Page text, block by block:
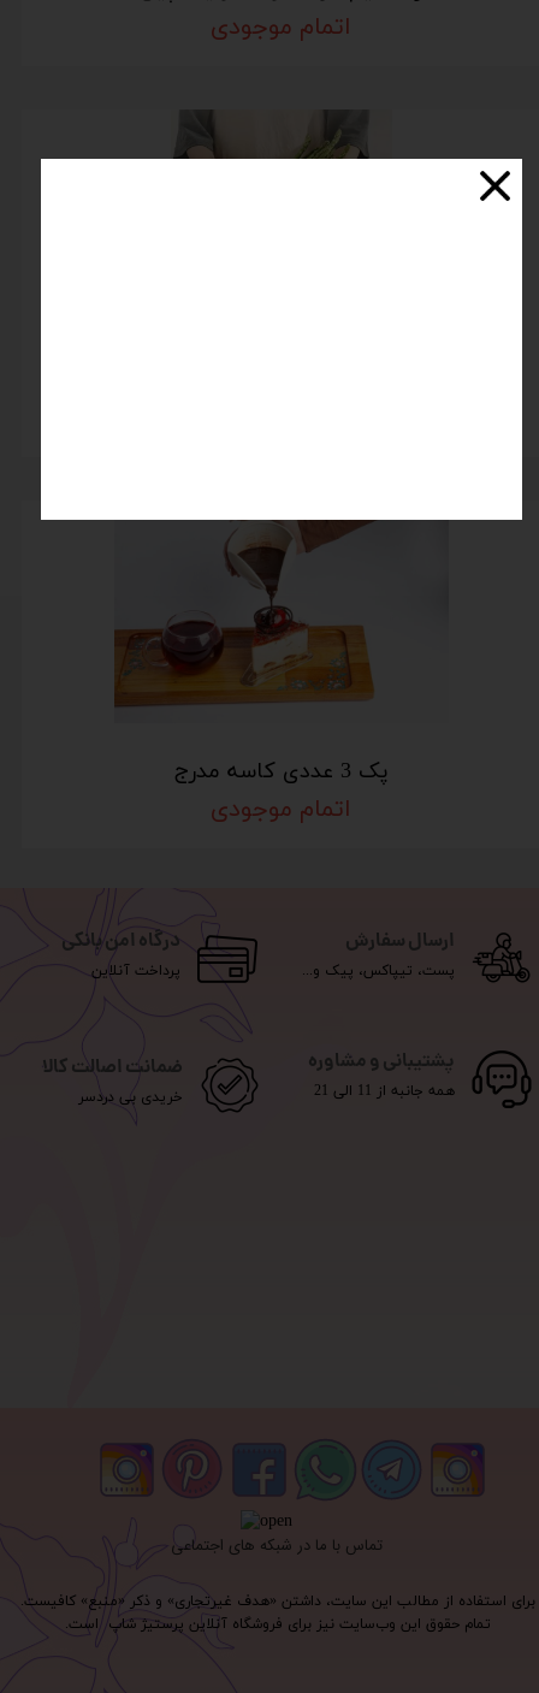
اتمام موجودی
پک 3 عددی کاسه مدرج
اتمام موجودی
برای استفاده از مطالب این سایت، داشتن «هدف غیرتجاری» و ذکر «منبع» کافیست.
تمام حقوق اين وب‌سايت نیز برای فروشگاه آنلاین پرستیژ شاپ است.
ارسال سفارش
پست، تیپاکس، پیک و...
درگاه امن بانکی
پرداخت آنلاین
پشتیبانی و مشاوره
همه جانبه از 11 الی 21
ضمانت اصالت کالا
خریدی بی دردسر
تماس با ما در شبکه های اجتماعی